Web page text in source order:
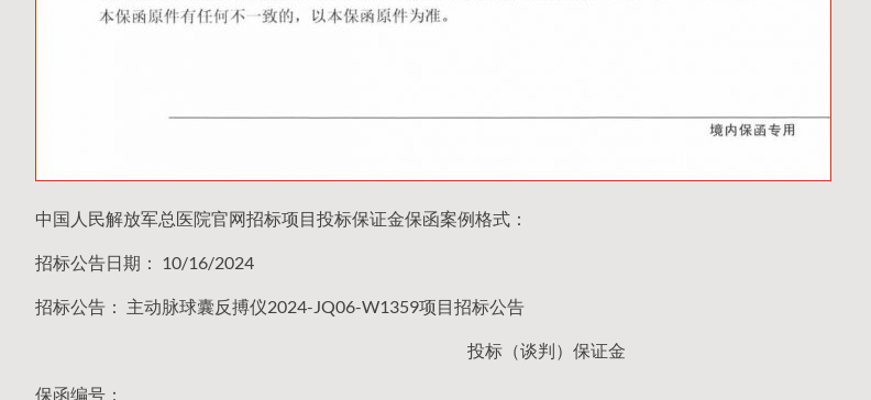
中国人民解放军总医院官网招标项目投标保证金保函案例格式：
招标公告日期： 10/16/2024
招标公告： 主动脉球囊反搏仪2024-JQ06-W1359项目招标公告
投标（谈判）保证金
保函编号：